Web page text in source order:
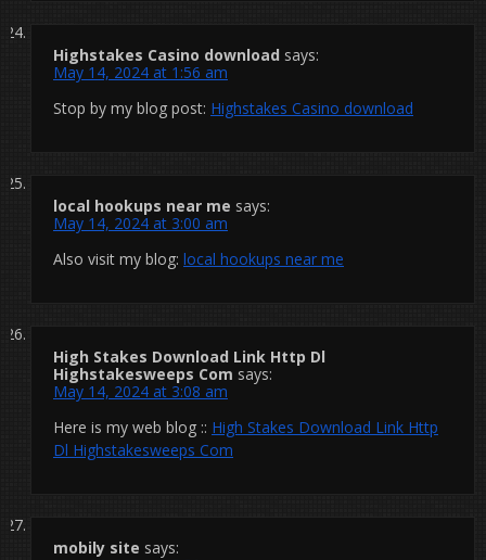
Highstakes Casino download says:
May 14, 2024 at 1:56 am
Stop by my blog post: Highstakes Casino download
local hookups near me says:
May 14, 2024 at 3:00 am
Also visit my blog: local hookups near me
High Stakes Download Link Http Dl
Highstakesweeps Com says:
May 14, 2024 at 3:08 am
Here is my web blog :: High Stakes Download Link Http
Dl Highstakesweeps Com
mobily site says: